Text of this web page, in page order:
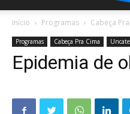
Início Programas Cabeça
Programas Cabeça Pra Cima
Epidemia de